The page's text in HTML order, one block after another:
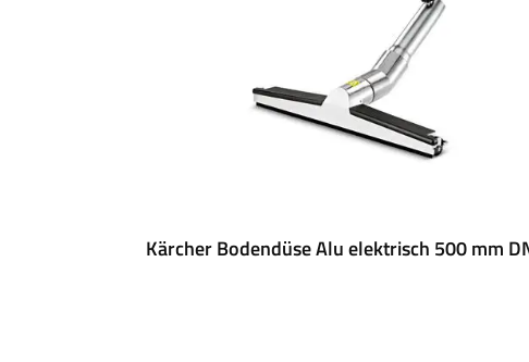
Kärcher Bodendüse Alu elektrisch 500 mm